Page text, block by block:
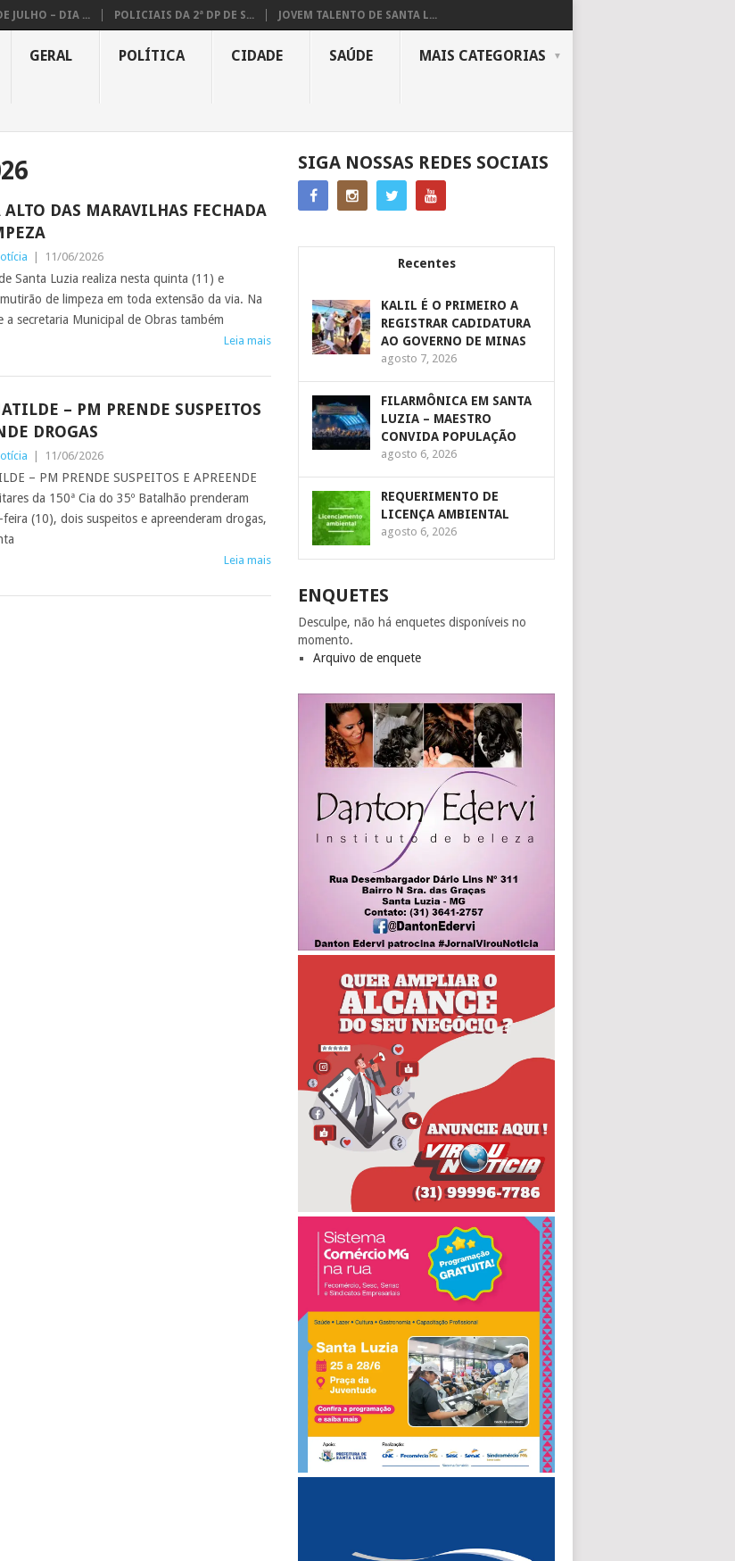
JULHO – DIA ... POLICIAIS DA 2ª DP DE S... JOVEM TALENTO DE SANTA L...
GERAL POLÍTICA CIDADE SAÚDE MAIS CATEGORIAS
ALTO DAS MARAVILHAS FECHADA
11/06/2026
Santa Luzia realiza nesta quinta (11) e
de limpeza em toda extensão da via. Na
a secretaria Municipal de Obras também
Leia mais
– PM PRENDE SUSPEITOS
DROGAS
11/06/2026
– PM PRENDE SUSPEITOS E APREENDE
da 150ª Cia do 35º Batalhão prenderam
(10), dois suspeitos e apreenderam drogas,
Leia mais
SIGA NOSSAS REDES SOCIAIS
Recentes
KALIL É O PRIMEIRO A
REGISTRAR CADIDATURA
AO GOVERNO DE MINAS
agosto 7, 2026
FILARMÔNICA EM SANTA
LUZIA – MAESTRO
CONVIDA POPULAÇÃO
agosto 6, 2026
REQUERIMENTO DE
LICENÇA AMBIENTAL
agosto 6, 2026
ENQUETES
Desculpe, não há enquetes disponíveis no
momento.
Arquivo de enquete